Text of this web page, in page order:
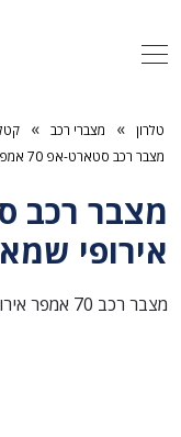
טלרון » מצברי רכב »
מצבר רכב סטארט-אפ 70 אמפר אירופי שמאל גבוה-ארוך
אירופי
מצבר רכב 70 אמפר אירופי שמאל גבוה-ארוך